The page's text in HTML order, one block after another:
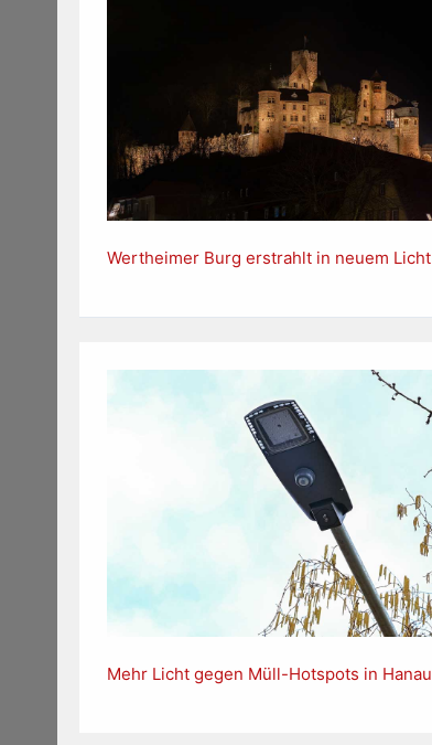
Wertheimer Burg erstrahlt in neuem Licht
Mehr Licht gegen Müll-Hotspots in Hanau